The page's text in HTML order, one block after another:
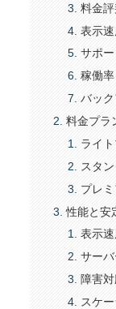
料金評
表示
サポー
稼働
バッ
料金プラ
ライ
スタ
プレ
性能と安
表示
サー
障害
スケ